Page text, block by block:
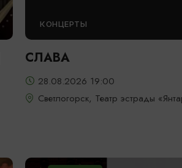
КОНЦЕРТЫ
СЛАВА
28.08.2026 19:00
Светлогорск, Театр эстрады